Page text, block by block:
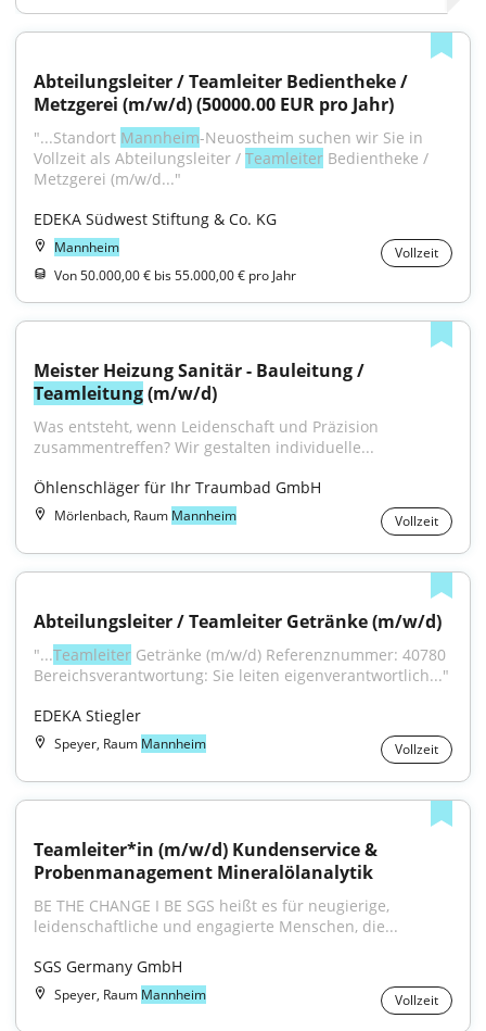
Abteilungsleiter / Teamleiter Bedientheke /
Metzgerei (m/w/d) (50000.00 EUR pro Jahr)
"...Standort Mannheim-Neuostheim suchen wir Sie in
Vollzeit als Abteilungsleiter / Teamleiter Bedientheke /
Metzgerei (m/w/d..."
EDEKA Südwest Stiftung & Co. KG
Mannheim
Vollzeit
Von 50.000,00 € bis 55.000,00 € pro Jahr
Teamleitung (m/w/d)
Was entsteht, wenn Leidenschaft und Präzision
zusammentreffen? Wir gestalten individuelle...
Öhlenschläger für Ihr Traumbad GmbH
Mörlenbach, Raum Mannheim Vollzeit
Abteilungsleiter / Teamleiter Getränke (m/w/d)
"...Teamleiter Getränke (m/w/d) Referenznummer: 40780
Bereichsverantwortung: Sie leiten eigenverantwortlich..."
EDEKA Stiegler
Speyer, Raum Mannheim Vollzeit
Teamleiter*in (m/w/d) Kundenservice &
Probenmanagement Mineralölanalytik
BE THE CHANGE I BE SGS heißt es für neugierige,
leidenschaftliche und engagierte Menschen, die...
SGS Germany GmbH
Speyer, Raum Mannheim Vollzeit